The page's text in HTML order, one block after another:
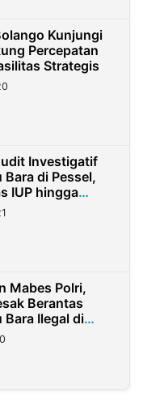
Kunjungi
Percepatan
Strategis
Investigatif
di Pessel,
IUP hingga
Mabes Polri,
Berantas
Bara Ilegal di